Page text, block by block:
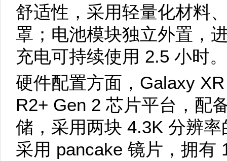
舒适性，采用轻量化材料
罩；电池模块独立外置，
充电可持续使用 2.5 小时。
硬件配置方面，Galaxy
R2+ Gen 2 芯片平台，配
储，采用两块 4.3K 分辨
采用 pancake 镜片，拥有